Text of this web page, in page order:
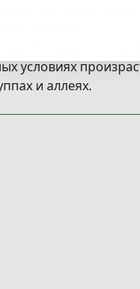
зубчатые,
орешки.
Пендула к почве
условиях
и аллеях.